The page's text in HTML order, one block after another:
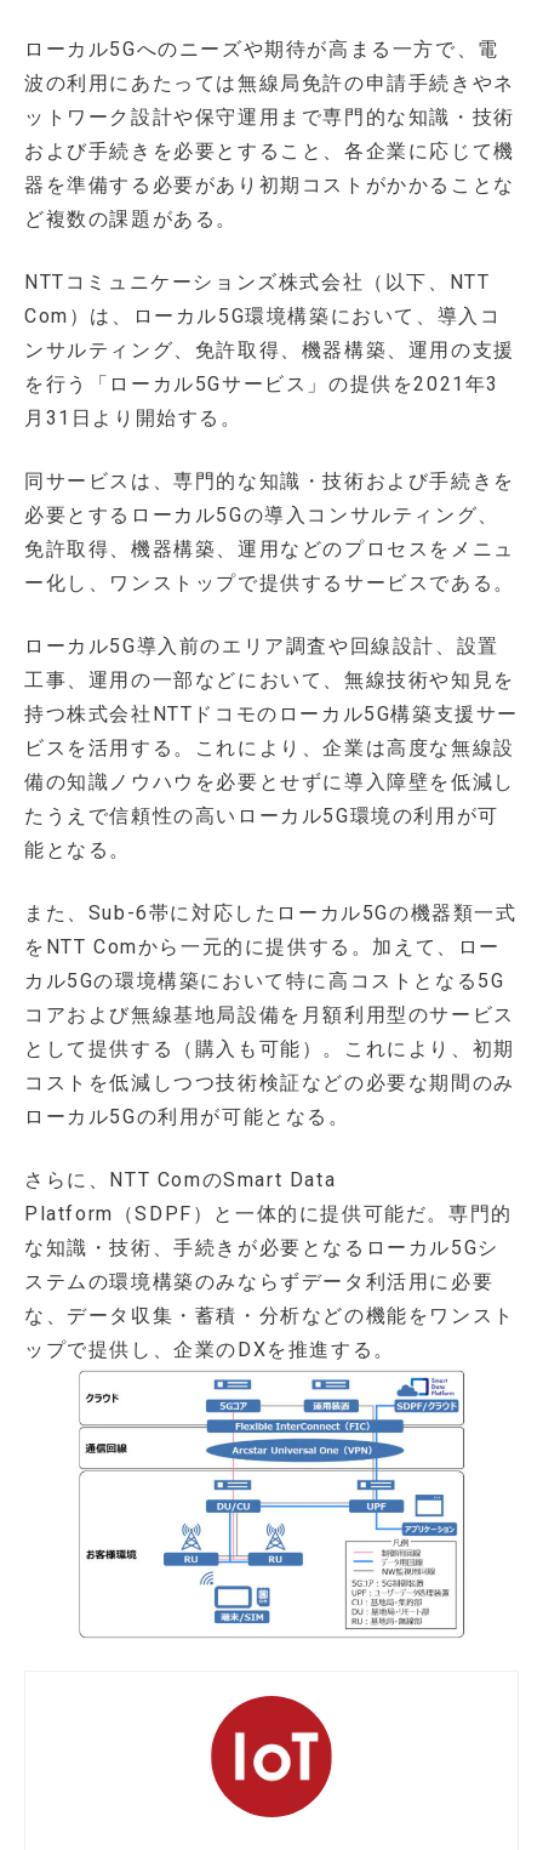
ローカル5Gへのニーズや期待が高まる一方で、電
波の利用にあたっては無線局免許の申請手続きやネ
ットワーク設計や保守運用まで専門的な知識・技術
および手続きを必要とすること、各企業に応じて機
器を準備する必要があり初期コストがかかることな
ど複数の課題がある。
NTTコミュニケーションズ株式会社（以下、NTT
Com）は、ローカル5G環境構築において、導入コ
ンサルティング、免許取得、機器構築、運用の支援
を行う「ローカル5Gサービス」の提供を2021年3
月31日より開始する。
同サービスは、専門的な知識・技術および手続きを
必要とするローカル5Gの導入コンサルティング、
免許取得、機器構築、運用などのプロセスをメニュ
ー化し、ワンストップで提供するサービスである。
ローカル5G導入前のエリア調査や回線設計、設置
工事、運用の一部などにおいて、無線技術や知見を
持つ株式会社NTTドコモのローカル5G構築支援サー
ビスを活用する。これにより、企業は高度な無線設
備の知識ノウハウを必要とせずに導入障壁を低減し
たうえで信頼性の高いローカル5G環境の利用が可
能となる。
また、Sub-6帯に対応したローカル5Gの機器類一式
をNTT Comから一元的に提供する。加えて、ロー
カル5Gの環境構築において特に高コストとなる5G
コアおよび無線基地局設備を月額利用型のサービス
として提供する（購入も可能）。これにより、初期
コストを低減しつつ技術検証などの必要な期間のみ
ローカル5Gの利用が可能となる。
さらに、NTT ComのSmart Data
Platform（SDPF）と一体的に提供可能だ。専門的
な知識・技術、手続きが必要となるローカル5Gシ
ステムの環境構築のみならずデータ利活用に必要
な、データ収集・蓄積・分析などの機能をワンスト
ップで提供し、企業のDXを推進する。